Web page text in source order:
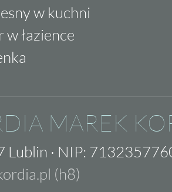
w kuchni
łazience
MAREK
Lublin · NIP:
(h8)